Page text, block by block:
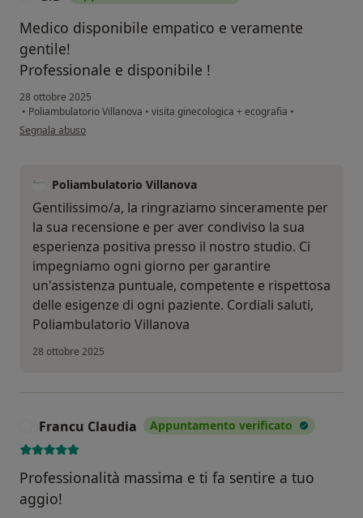
Medico disponibile empatico e veramente
gentile!
Professionale e disponibile !
28 ottobre 2025
• Poliambulatorio Villanova • visita ginecologica + ecografia •
secondo l'opinione dell'utente G.D
Segnala abuso
Poliambulatorio Villanova
Gentilissimo/a, la ringraziamo sinceramente per
la sua recensione e per aver condiviso la sua
esperienza positiva presso il nostro studio. Ci
impegniamo ogni giorno per garantire
un'assistenza puntuale, competente e rispettosa
delle esigenze di ogni paziente. Cordiali saluti,
Poliambulatorio Villanova
28 ottobre 2025
Francu Claudia Appuntamento verificato
Professionalità massima e ti fa sentire a tuo
aggio!